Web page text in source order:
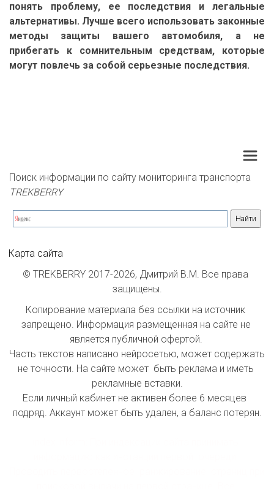
понять проблему, ее последствия и легальные
альтернативы. Лучше всего использовать законные
методы защиты вашего автомобиля, а не
прибегать к сомнительным средствам, которые
могут повлечь за собой серьезные последствия.
Поиск информации по сайту мониторинга транспорта
TREKBERRY
Карта сайта
© TREKBERRY 2017-2026, Дмитрий В.М. Все права
защищены.
Копирование материала без ссылки на источник
запрещено. Информация размещенная на сайте не
является публичной офертой.
Часть текстов написано нейросетью, может содержать
не точности. На сайте может  быть реклама и иметь
рекламные вставки.
Если личный кабинет не активен более 6 месяцев
подряд. Аккаунт может быть удален, а баланс потерян.